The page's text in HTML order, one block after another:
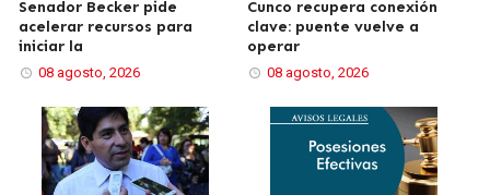
Senador Becker pide
acelerar recursos para
iniciar la
08 agosto, 2026
Cunco recupera conexión
clave: puente vuelve a
operar
08 agosto, 2026